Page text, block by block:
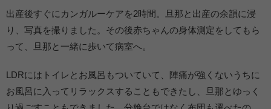
出産後すぐにカンガルーケアを2時間。旦那と出産の余韻に浸
り、写真を撮りました。その後赤ちゃんの身体測定をしてもら
って、旦那と一緒に歩いて病室へ。
LDRにはトイレとお風呂もついていて、陣痛が強くないうちに
お風呂に入ってリラックスすることもできたし、旦那とゆっく